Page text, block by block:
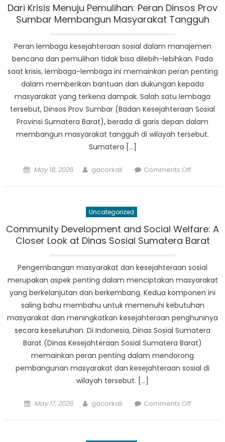
Sosial
di
Sumatera
Dari Krisis Menuju Pemulihan: Peran Dinsos Prov
Sumbar Membangun Masyarakat Tangguh
Peran lembaga kesejahteraan sosial dalam manajemen
bencana dan pemulihan tidak bisa dilebih-lebihkan. Pada
saat krisis, lembaga-lembaga ini memainkan peran penting
dalam memberikan bantuan dan dukungan kepada
masyarakat yang terkena dampak. Salah satu lembaga
tersebut, Dinsos Prov Sumbar (Badan Kesejahteraan Sosial
Provinsi Sumatera Barat), berada di garis depan dalam
membangun masyarakat tangguh di wilayah tersebut.
Sumatera […]
Posted
May 18, 2026 Author
gacorkali Comments Offon
Peran
Dinsos
Tangguh
Uncategorized
Community Development and Social Welfare: A
Closer Look at Dinas Sosial Sumatera Barat
Pengembangan masyarakat dan kesejahteraan sosial
merupakan aspek penting dalam menciptakan masyarakat
yang berkelanjutan dan berkembang. Kedua komponen ini
saling bahu membahu untuk memenuhi kebutuhan
masyarakat dan meningkatkan kesejahteraan penghuninya
secara keseluruhan. Di Indonesia, Dinas Sosial Sumatera
Barat (Dinas Kesejahteraan Sosial Sumatera Barat)
memainkan peran penting dalam mendorong
pembangunan masyarakat dan kesejahteraan sosial di
wilayah tersebut. […]
Posted
May 17, 2026 Author
gacorkali Comments Offon